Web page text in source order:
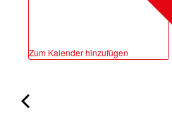
Zum Kalender hinzufügen